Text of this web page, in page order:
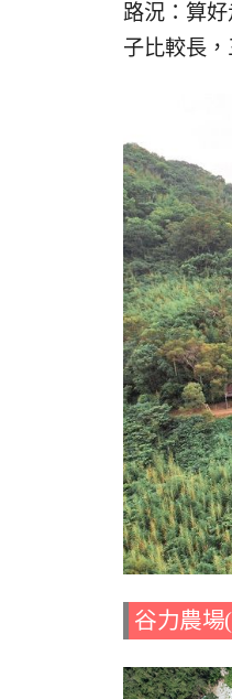
路況：算
子比較長
谷力農場